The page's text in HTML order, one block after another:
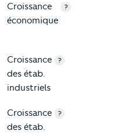
Croissance
économique
?
Croissance
des étab.
industriels
?
Croissance
des étab.
?